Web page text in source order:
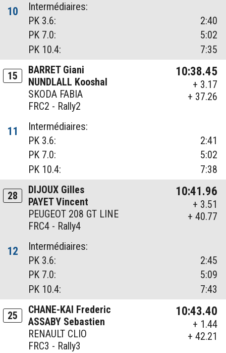
10
Intermédiaires:
PK 3.6:
2:40
PK 7.0:
5:02
PK 10.4:
7:35
15
BARRET Giani
NUNDLALL Kooshal
SKODA FABIA
FRC2 - Rally2
10:38.45
+ 3.17
+ 37.26
11
Intermédiaires:
PK 3.6:
2:41
PK 7.0:
5:02
PK 10.4:
7:38
28
DIJOUX Gilles
PAYET Vincent
PEUGEOT 208 GT LINE
FRC4 - Rally4
10:41.96
+ 3.51
+ 40.77
12
Intermédiaires:
PK 3.6:
2:45
PK 7.0:
5:09
PK 10.4:
7:43
25
CHANE-KAI Frederic
ASSABY Sebastien
RENAULT CLIO
FRC3 - Rally3
10:43.40
+ 1.44
+ 42.21